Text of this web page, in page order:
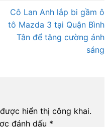
Cô Lan Anh lắp bi gầm ô
tô Mazda 3 tại Quận Bình
Tân để tăng cường ánh
sáng
hiển thị công khai.
đánh dấu *